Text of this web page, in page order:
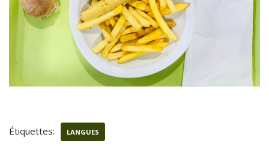
Étiquettes: LANGUES